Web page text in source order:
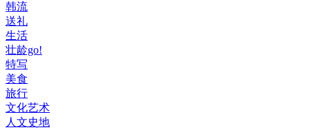
韩流
送礼
生活
壮龄go!
特写
美食
旅行
文化艺术
人文史地